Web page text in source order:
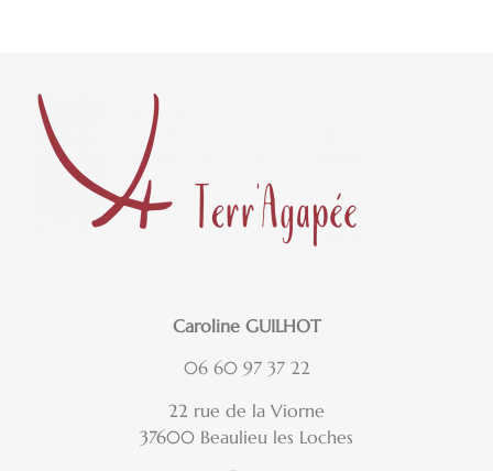
Caroline GUILHOT
06 60 97 37 22
22 rue de la Viorne
37600 Beaulieu les Loches